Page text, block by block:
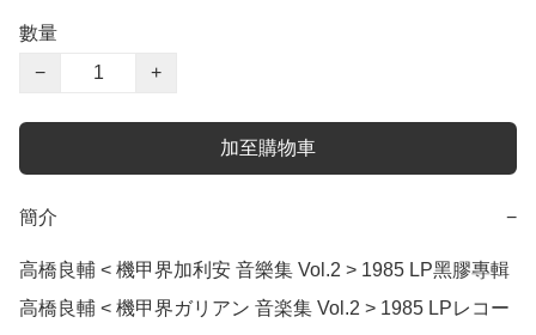
數量
−
+
加至購物車
簡介 −
高橋良輔 < 機甲界加利安 音樂集 Vol.2 > 1985 LP黑膠專輯
高橋良輔 < 機甲界ガリアン 音楽集 Vol.2 > 1985 LPレコー